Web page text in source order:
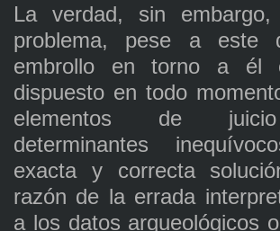
La verdad, sin
problema, pese a este
embrollo en torno a él
dispuesto en todo
elementos de
determinantes
exacta y correcta
razón de la errada
a los datos arqueológicos